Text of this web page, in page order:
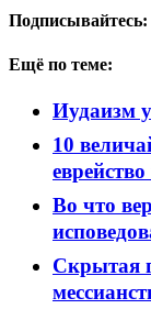
Подписывайтесь:
Ещё по теме:
Иудаизм
10
Во что
Скрытая